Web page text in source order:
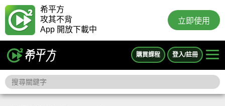
希平方
攻其不背
App 開放下載中
立即使用
購買課程 登入/註冊